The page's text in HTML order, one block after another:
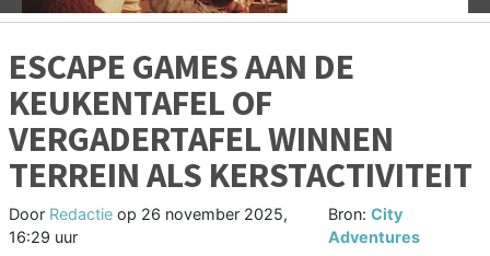
ESCAPE GAMES AAN DE
KEUKENTAFEL OF
VERGADERTAFEL WINNEN
TERREIN ALS KERSTACTIVITEIT
Door Redactie op 26 november 2025,
16:29 uur
Bron: City
Adventures